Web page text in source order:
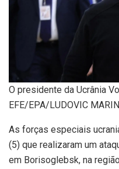
O presidente da Ucrânia
EFE/EPA/LUDOVIC
As forças especiais
(5) que realizaram um
em Borisoglebsk, na